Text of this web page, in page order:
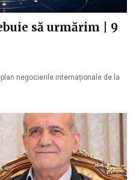
să urmărim | 9
negocierile internaționale de la